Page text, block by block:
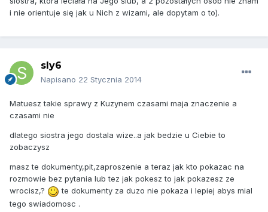
i nie orientuje się jak u Nich z wizami, ale dopytam o to).
sly6
Napisano 22 Stycznia 2014
Matuesz takie sprawy z Kuzynem czasami maja znaczenie a
czasami nie
dlatego siostra jego dostala wize..a jak bedzie u Ciebie to
zobaczysz
masz te dokumenty,pit,zaproszenie a teraz jak kto pokazac na
rozmowie bez pytania lub tez jak pokesz to jak pokazesz ze
wrocisz,?
te dokumenty za duzo nie pokaza i lepiej abys mial
tego swiadomosc .